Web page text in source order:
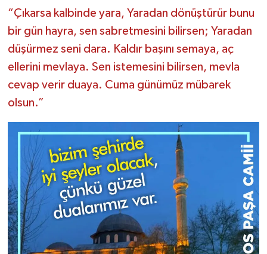
“Çıkarsa kalbinde yara, Yaradan dönüştürür bunu
bir gün hayra, sen sabretmesini bilirsen; Yaradan
düşürmez seni dara. Kaldır başını semaya, aç
ellerini mevlaya. Sen istemesini bilirsen, mevla
cevap verir duaya. Cuma günümüz mübarek
olsun.”